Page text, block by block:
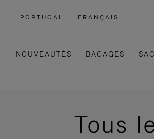
PORTUGAL
,
| FRANÇAIS
NOUVEAUTÉS BAGAGES
Tous